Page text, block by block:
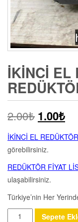
İKINCI EL
2.00₺ 1.00₺
İKİNCİ EL REDÜKTÖR
görebilirsiniz.
REDÜKTÖR FİYAT
ulaşabilirsiniz.
Türkiye’nin Her
Miktar
Sepete